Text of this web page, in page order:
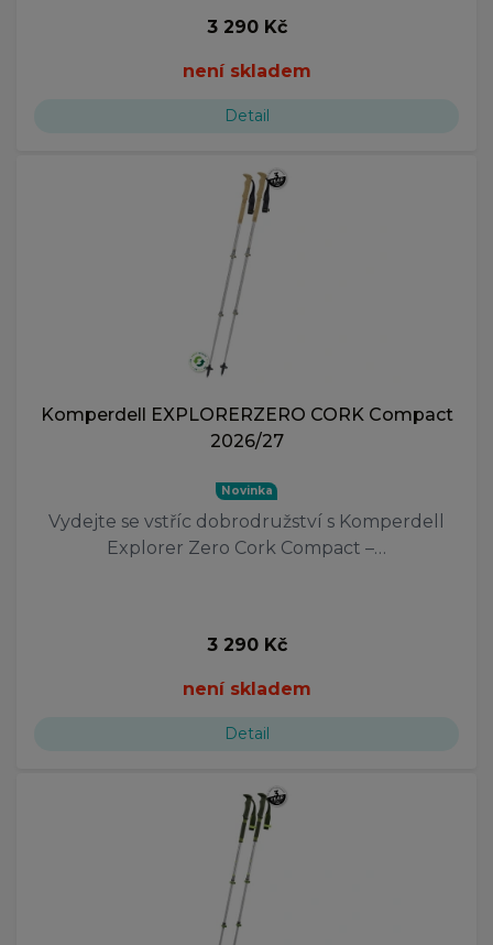
3 290 Kč
není skladem
Detail
Komperdell EXPLORERZERO CORK Compact
2026/27
Novinka
Vydejte se vstříc dobrodružství s Komperdell
Explorer Zero Cork Compact –…
3 290 Kč
není skladem
Detail